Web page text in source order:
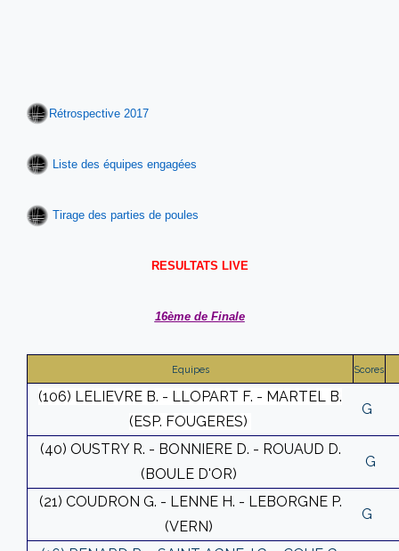
Rétrospective 2017
Liste des équipes engagées
Tirage des parties de poules
RESULTATS LIVE
16ème de Finale
Equipes Scores
(106) LELIEVRE B. - LLOPART F. - MARTEL B.
(ESP. FOUGERES)
G
(40) OUSTRY R. - BONNIERE D. - ROUAUD D.
(BOULE D'OR)
G
(21) COUDRON G. - LENNE H. - LEBORGNE P.
(VERN)
G